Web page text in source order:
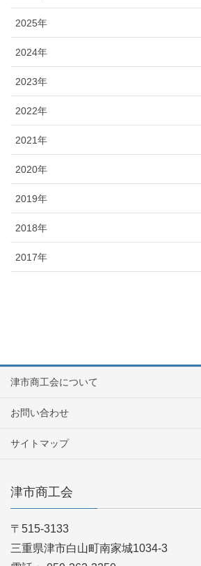
2025年
2024年
2023年
2022年
2021年
2020年
2019年
2018年
2017年
津市商工会について
お問い合わせ
サイトマップ
津市商工会
〒515-3133
三重県津市白山町南家城1034-3